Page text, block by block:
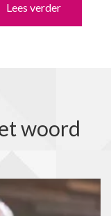
Lees verder
woord